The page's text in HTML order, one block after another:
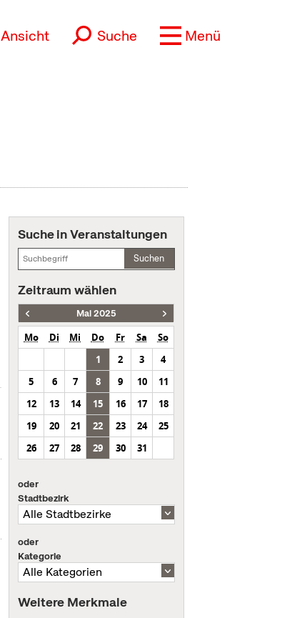
Ansicht Suche Menü
Suche in Veranstaltungen
Suchen
Zeitraum wählen
Mai 2025
Mo Di Mi Do Fr Sa
So
1
2 3
4
5
6 7 8 9 10
11
12
13 14 15 16 17
18
19
20 21 22 23 24
25
26
27 28 29 30 31
oder
Stadtbezirk
oder
Kategorie
Weitere Merkmale